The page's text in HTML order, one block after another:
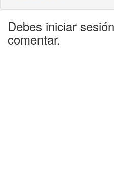
Debes iniciar
comentar.